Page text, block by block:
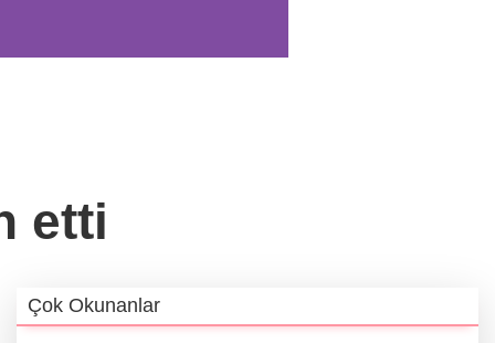
etti
Çok Okunanlar